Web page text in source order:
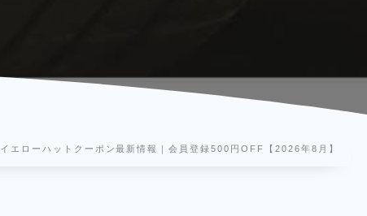
イエローハットクーポン最新情報｜会員登録500円OFF【2026年8月】